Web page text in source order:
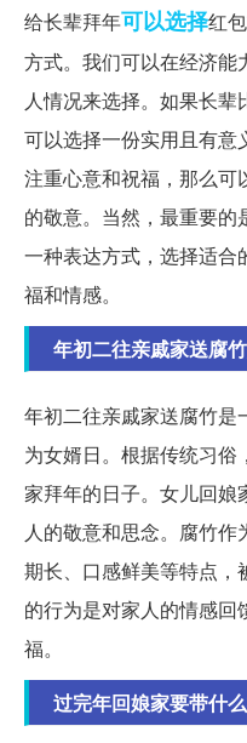
给长辈拜年可以选择红
方式。我们可以在经济能
人情况来选择。如果长
可以选择一份实用且有意
注重心意和祝福，那么可
的敬意。当然，最重要
一种表达方式，选择适合
福和情感。
年初二往亲戚家送腐
年初二往亲戚家送腐竹是
为女婿日。根据传统习
家拜年的日子。女儿回娘
人的敬意和思念。腐竹
期长、口感鲜美等特点，
的行为是对家人的情感
福。
过完年回娘家要带什